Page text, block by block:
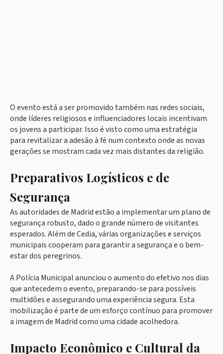
O evento está a ser promovido também nas redes sociais,
onde líderes religiosos e influenciadores locais incentivam
os jovens a participar. Isso é visto como uma estratégia
para revitalizar a adesão à fé num contexto onde as novas
gerações se mostram cada vez mais distantes da religião.
Preparativos Logísticos e de
Segurança
As autoridades de Madrid estão a implementar um plano de
segurança robusto, dado o grande número de visitantes
esperados. Além de Cedia, várias organizações e serviços
municipais cooperam para garantir a segurança e o bem-
estar dos peregrinos.
A Polícia Municipal anunciou o aumento do efetivo nos dias
que antecedem o evento, preparando-se para possíveis
multidões e assegurando uma experiência segura. Esta
mobilização é parte de um esforço contínuo para promover
a imagem de Madrid como uma cidade acolhedora.
Impacto Econômico e Cultural da